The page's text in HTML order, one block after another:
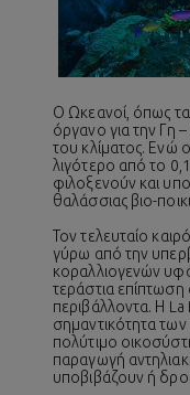
Ο Ωκεανοί, όπως
όργανο για την Γη
του κλίματος. Ενώ
λιγότερο από το
φιλοξενούν και
θαλάσσιας βιο-
Τον τελευταίο
γύρω από την
κοραλλιογενών
τεράστια επίπτωση
περιβάλλοντα. Η
σημαντικότητα
πολύτιμο
παραγωγή
υποβιβάζουν ή